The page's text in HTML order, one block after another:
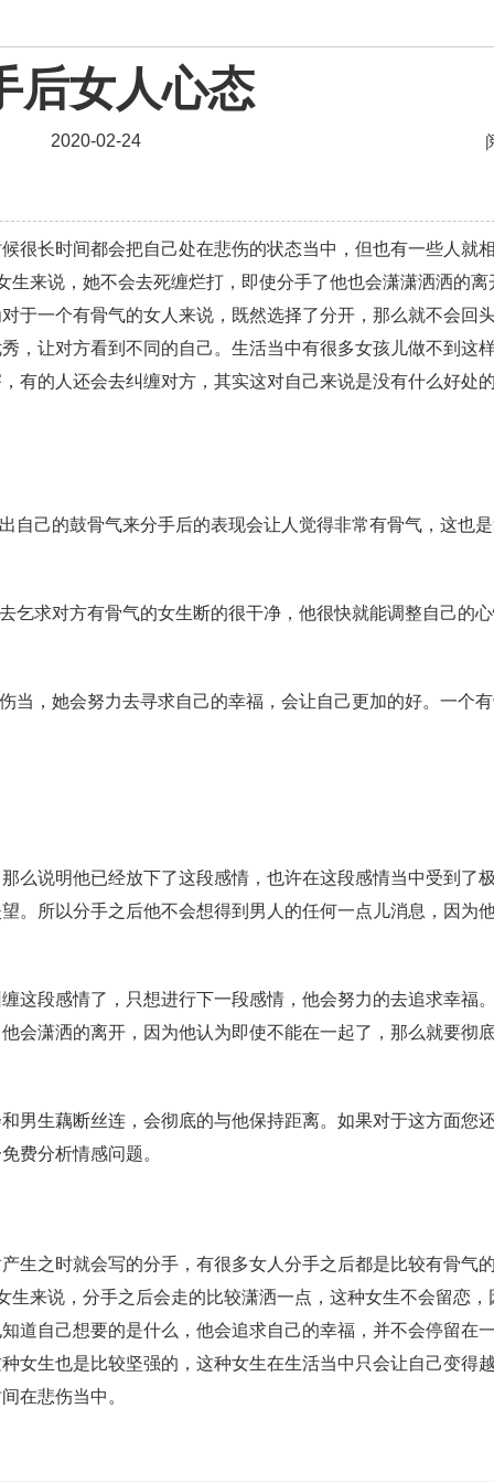
资讯
脾气 失恋挽救 情绪 时辰八字 爱情
妆 挽留前任 避孕 挽回男友 孕妇食谱
减肥 月子 婴儿辅食 产妇食谱 同性
情商 其他
后女人心态
2020-02-24
很长时间都会把自己处在悲伤的状态当中，但也有一些人就
来说，她不会去死缠烂打，即使分手了他也会潇潇洒洒的离
于一个有骨气的女人来说，既然选择了分开，那么就不会回
，让对方看到不同的自己。生活当中有很多女孩儿做不到这
有的人还会去纠缠对方，其实这对自己来说是没有什么好处
己的鼓骨气来分手后的表现会让人觉得非常有骨气，这也
求对方有骨气的女生断的很干净，他很快就能调整自己的
，她会努力去寻求自己的幸福，会让自己更加的好。一个
说明他已经放下了这段感情，也许在这段感情当中受到了
。所以分手之后他不会想得到男人的任何一点儿消息，因为
段感情了，只想进行下一段感情，他会努力的去追求幸福
会潇洒的离开，因为他认为即使不能在一起了，那么就要彻
生藕断丝连，会彻底的与他保持距离。如果对于这方面您
费分析情感问题。
之时就会写的分手，有很多女人分手之后都是比较有骨气
来说，分手之后会走的比较潇洒一点，这种女生不会留恋，
道自己想要的是什么，他会追求自己的幸福，并不会停留在
女生也是比较坚强的，这种女生在生活当中只会让自己变得
在悲伤当中。